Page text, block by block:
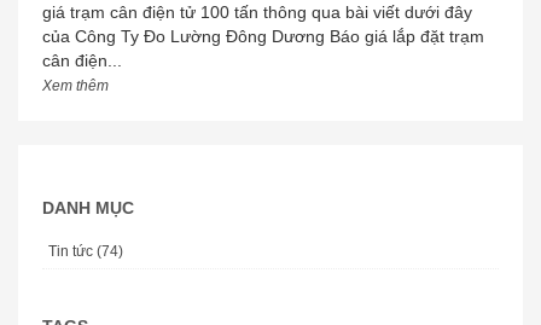
giá trạm cân điện tử 100 tấn thông qua bài viết dưới đây
của Công Ty Đo Lường Đông Dương Báo giá lắp đặt trạm
cân điện...
Xem thêm
DANH MỤC
Tin tức (74)